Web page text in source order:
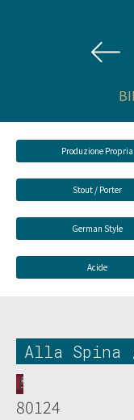
Produzione Propria
Stout / Porter
German Style
Acide
Alla Spina
1
80124